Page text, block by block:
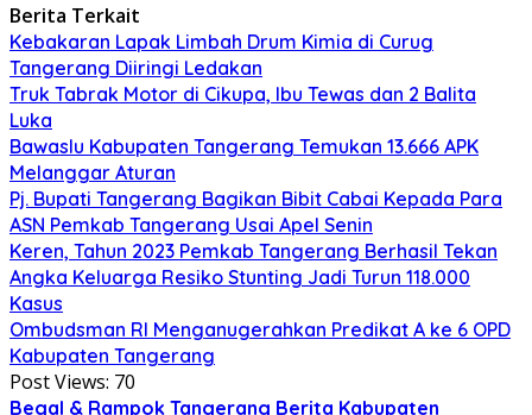
Berita Terkait
Kebakaran Lapak Limbah Drum Kimia di Curug
Tangerang Diiringi Ledakan
Truk Tabrak Motor di Cikupa, Ibu Tewas dan 2 Balita
Luka
Bawaslu Kabupaten Tangerang Temukan 13.666 APK
Melanggar Aturan
Pj. Bupati Tangerang Bagikan Bibit Cabai Kepada Para
ASN Pemkab Tangerang Usai Apel Senin
Keren, Tahun 2023 Pemkab Tangerang Berhasil Tekan
Angka Keluarga Resiko Stunting Jadi Turun 118.000
Kasus
Ombudsman RI Menganugerahkan Predikat A ke 6 OPD
Kabupaten Tangerang
Post Views: 70
Begal & Rampok Tangerang Berita Kabupaten